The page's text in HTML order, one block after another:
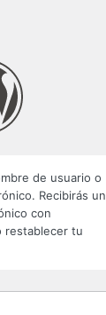
de usuario o
Recibirás un
con
restablecer tu